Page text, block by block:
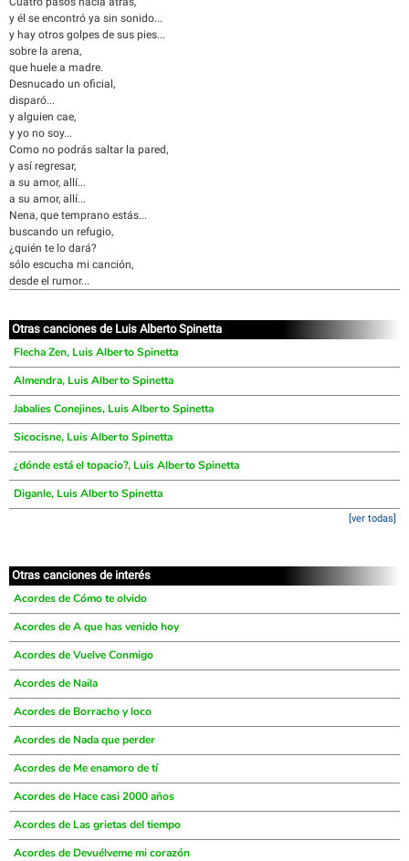
y él se encontró ya sin sonido...
y hay otros golpes de sus pies...
sobre la arena,
que huele a madre.
Desnucado un oficial,
disparó...
y alguien cae,
y yo no soy...
Como no podrás saltar la pared,
y así regresar,
a su amor, allí...
a su amor, allí...
Nena, que temprano estás...
buscando un refugio,
¿quién te lo dará?
sólo escucha mi canción,
desde el rumor...
Otras canciones de Luis Alberto Spinetta
Flecha Zen, Luis Alberto Spinetta
Almendra, Luis Alberto Spinetta
Jabalies Conejines, Luis Alberto Spinetta
Sicocisne, Luis Alberto Spinetta
¿dónde está el topacio?, Luis Alberto Spinetta
Diganle, Luis Alberto Spinetta
[ver todas]
Otras canciones de interés
Acordes de Cómo te olvido
Acordes de A que has venido hoy
Acordes de Vuelve Conmigo
Acordes de Naila
Acordes de Borracho y loco
Acordes de Nada que perder
Acordes de Me enamoro de tí
Acordes de Hace casi 2000 años
Acordes de Las grietas del tiempo
Acordes de Devuélveme mi corazón